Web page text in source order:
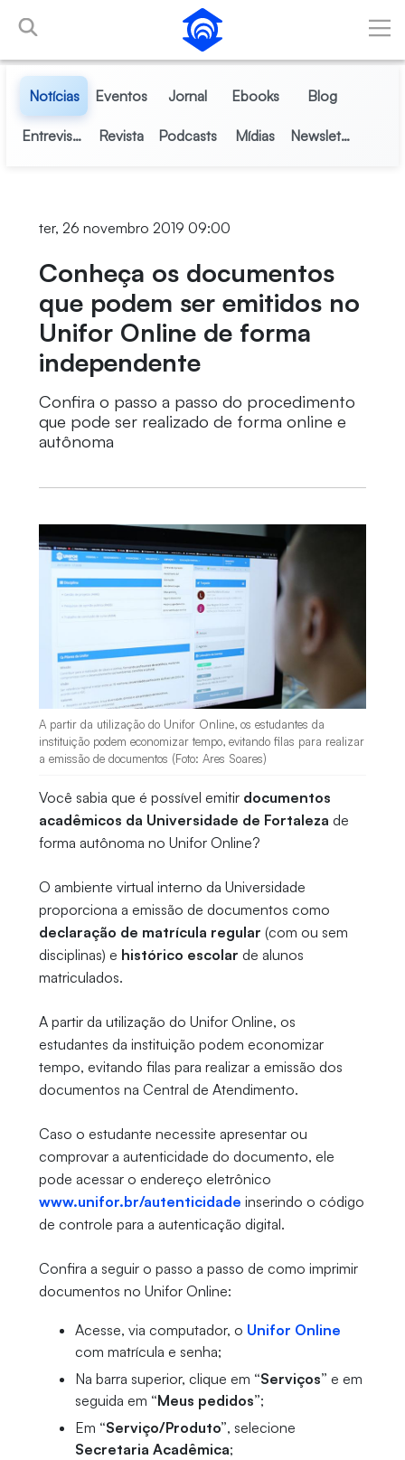
Pular para o Conteúdo principal
Notícias Eventos Jornal Ebooks Blog
Entrevistas Revista Podcasts Mídias Newsletter
ter, 26 novembro 2019 09:00
Conheça os documentos
que podem ser emitidos no
Unifor Online de forma
independente
Confira o passo a passo do procedimento
que pode ser realizado de forma online e
autônoma
A partir da utilização do Unifor Online, os estudantes da
instituição podem economizar tempo, evitando filas para realizar
a emissão de documentos (Foto: Ares Soares)
Você sabia que é possível emitir documentos
acadêmicos da Universidade de Fortaleza de
forma autônoma no Unifor Online?
O ambiente virtual interno da Universidade
proporciona a emissão de documentos como
declaração de matrícula regular (com ou sem
disciplinas) e histórico escolar de alunos
matriculados.
A partir da utilização do Unifor Online, os
estudantes da instituição podem economizar
tempo, evitando filas para realizar a emissão dos
documentos na Central de Atendimento.
Caso o estudante necessite apresentar ou
comprovar a autenticidade do documento, ele
pode acessar o endereço eletrônico
www.unifor.br/autenticidade inserindo o código
de controle para a autenticação digital.
Confira a seguir o passo a passo de como imprimir
documentos no Unifor Online:
Acesse, via computador, o Unifor Online
com matrícula e senha;
Na barra superior, clique em “Serviços” e em
seguida em “Meus pedidos”;
Em “Serviço/Produto”, selecione
Secretaria Acadêmica;